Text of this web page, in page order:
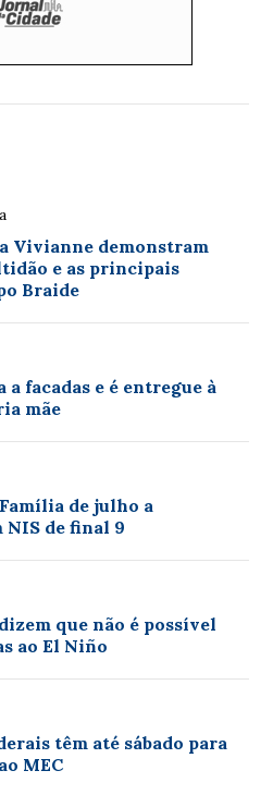
Vivianne demonstram
e as principais
Braide
a facadas e é entregue à
mãe
de julho a
NIS de final 9
que não é possível
ao El Niño
têm até sábado para
MEC